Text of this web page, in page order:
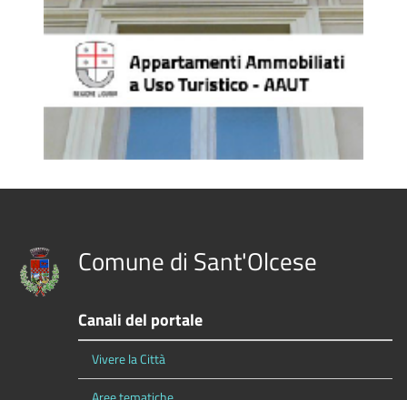
Comune di Sant'Olcese
Canali del portale
Vivere la Città